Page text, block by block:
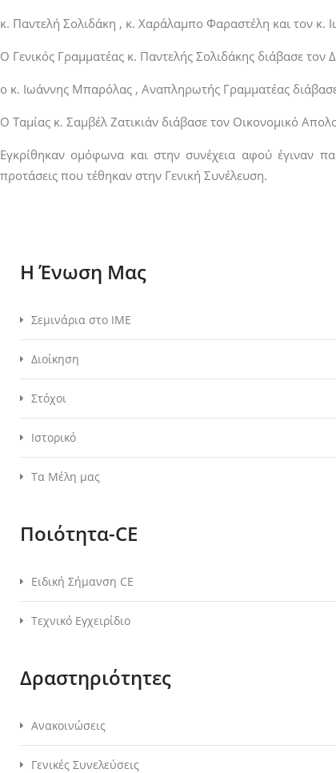
κ. Παντελή Σολιδάκη , κ. Χαράλαμπο Φαραστέλη και τον κ.
Ο Γενικός Γραμματέας κ. Παντελής Σολιδάκης διάβασε τον
ο κ. Ιωάννης Μπαρόλας , Αναπληρωτής Γραμματέας
Ο Ταμίας κ. Σαμβέλ Ζατικιάν διάβασε τον Οικονομικό
Εγκρίθηκαν ομόφωνα και στην συνέχεια αφού έγιναν
προτάσεις που τέθηκαν στην Γενική Συνέλευση.
Η Ένωση Μας
Σεμινάρια στο ΙΜΕ
Διοίκηση
Στόχοι
Ιστορικό
Τα Μέλη μας
Ποιότητα-CE
Ειδική Σήμανση CE
Τεχνικό Εγχειρίδιο
Δραστηριότητες
Ανακοινώσεις
Γενικές Συνελεύσεις